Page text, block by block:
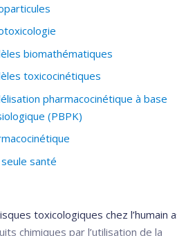
biomathématiques
toxicocinétiques
pharmacocinétique à base
(PBPK)
santé
toxicologiques chez l’humain
chimiques par l’utilisation de la